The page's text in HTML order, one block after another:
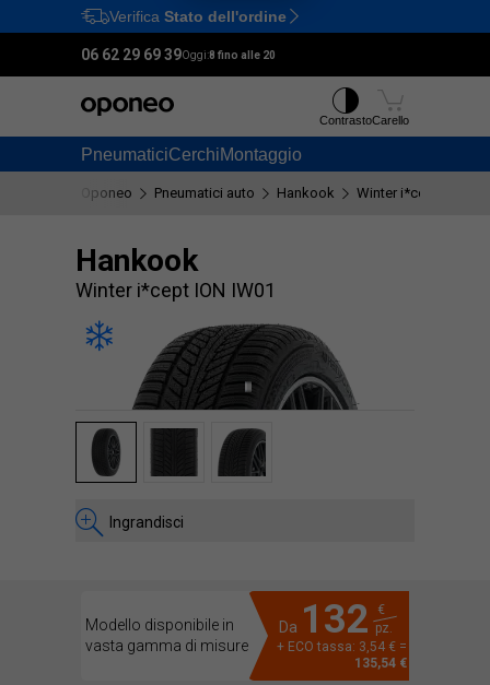
Ctrl M
Verifica Stato dell'ordine
06 62 29 69 39Oggi:8 fino alle 20
PneumaticiCerchiMontaggio
ContrastoCarello
Oponeo Pneumatici auto Hankook Winter i*cept ION
Hankook
Winter i*cept ION IW01
Ingrandisci
Modello disponibile in
vasta gamma di misure
Da 132
€
pz.
+ ECO tassa: 3,54 € =
135,54 €